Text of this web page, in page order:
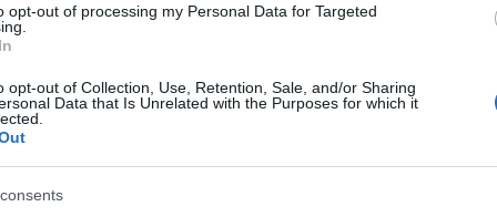
opt-out of processing my Personal Data for Targeted
opt-out of Collection, Use, Retention, Sale, and/or Sharing
Data that Is Unrelated with the Purposes for which it
«Όταν λέγη η αδελφή
της Κωνσταντινουπόλεως, σας